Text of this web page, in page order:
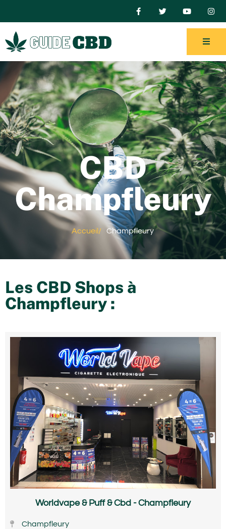
CBD
Champfleury
Accueil / Champfleury
Les CBD Shops à
Champfleury :
Worldvape & Puff & Cbd - Champfleury
Champfleury